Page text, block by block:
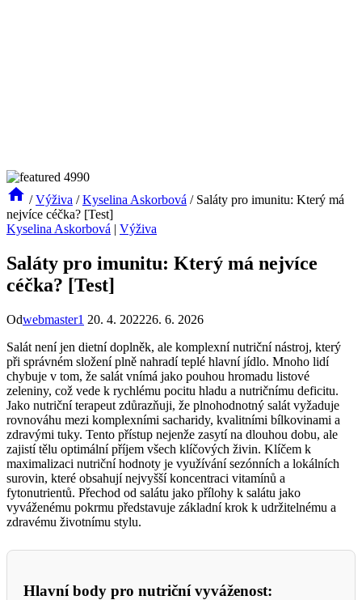
/ Výživa / Kyselina Askorbová / Saláty pro imunitu: Který má
nejvíce céčka? [Test]
Kyselina Askorbová | Výživa
Saláty pro imunitu: Který má nejvíce
céčka? [Test]
Odwebmaster1 20. 4. 202226. 6. 2026
Salát není jen dietní doplněk, ale komplexní nutriční nástroj, který
při správném složení plně nahradí teplé hlavní jídlo. Mnoho lidí
chybuje v tom, že salát vnímá jako pouhou hromadu listové
zeleniny, což vede k rychlému pocitu hladu a nutričnímu deficitu.
Jako nutriční terapeut zdůrazňuji, že plnohodnotný salát vyžaduje
rovnováhu mezi komplexními sacharidy, kvalitními bílkovinami a
zdravými tuky. Tento přístup nejenže zasytí na dlouhou dobu, ale
zajistí tělu optimální příjem všech klíčových živin. Klíčem k
maximalizaci nutriční hodnoty je využívání sezónních a lokálních
surovin, které obsahují nejvyšší koncentraci vitamínů a
fytonutrientů. Přechod od salátu jako přílohy k salátu jako
vyváženému pokrmu představuje základní krok k udržitelnému a
zdravému životnímu stylu.
Hlavní body pro nutriční vyváženost: